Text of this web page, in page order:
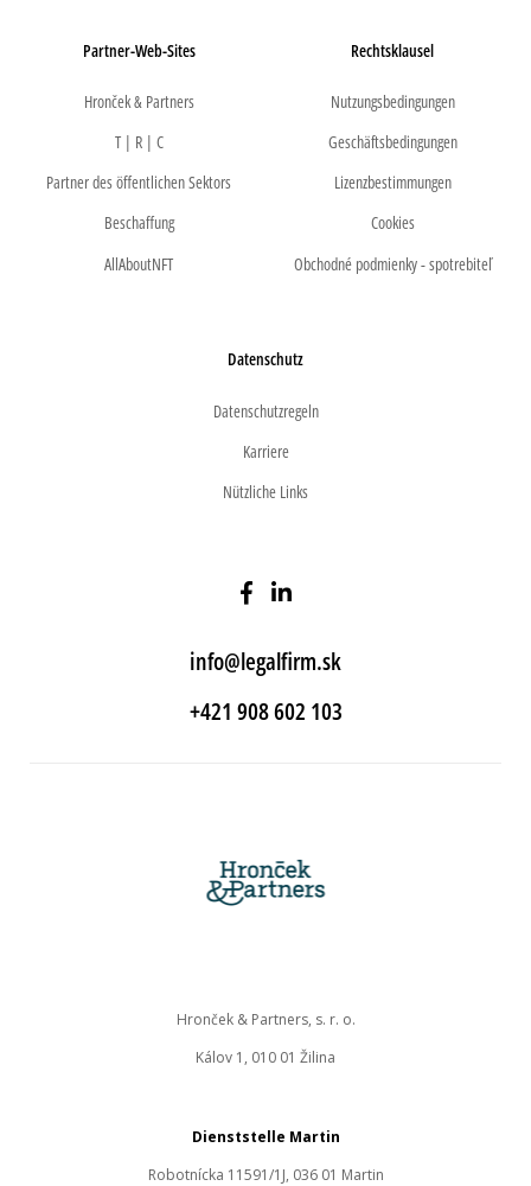
Partner-Web-Sites
Hronček & Partners
T | R | C
Partner des öffentlichen Sektors
Beschaffung
AllAboutNFT
Rechtsklausel
Nutzungsbedingungen
Geschäftsbedingungen
Lizenzbestimmungen
Cookies
Obchodné podmienky - spotrebiteľ
Datenschutz
Datenschutzregeln
Karriere
Nützliche Links
info@legalfirm.sk
+421 908 602 103
Dienststelle Martin
Robotnícka 11591/1J, 036 01 Martin
Hronček & Partners, s. r. o.
Kálov 1, 010 01 Žilina